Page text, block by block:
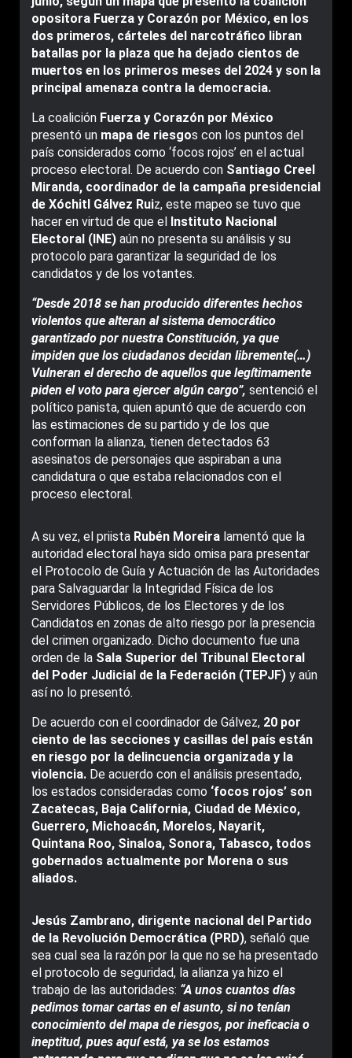
opositora Fuerza y Corazón por México, en los
dos primeros, cárteles del narcotráfico libran
batallas por la plaza que ha dejado cientos de
muertos en los primeros meses del 2024 y son la
principal amenaza contra la democracia.
La coalición Fuerza y Corazón por México
presentó un mapa de riesgos con los puntos del
país considerados como ‘focos rojos’ en el actual
proceso electoral. De acuerdo con Santiago Creel
Miranda, coordinador de la campaña presidencial
de Xóchitl Gálvez Ruiz, este mapeo se tuvo que
hacer en virtud de que el Instituto Nacional
Electoral (INE) aún no presenta su análisis y su
protocolo para garantizar la seguridad de los
candidatos y de los votantes.
“Desde 2018 se han producido diferentes hechos
violentos que alteran al sistema democrático
garantizado por nuestra Constitución, ya que
impiden que los ciudadanos decidan libremente(…)
Vulneran el derecho de aquellos que legítimamente
piden el voto para ejercer algún cargo”, sentenció el
político panista, quien apuntó que de acuerdo con
las estimaciones de su partido y de los que
conforman la alianza, tienen detectados 63
asesinatos de personajes que aspiraban a una
candidatura o que estaba relacionados con el
proceso electoral.
A su vez, el priista Rubén Moreira lamentó que la
autoridad electoral haya sido omisa para presentar
el Protocolo de Guía y Actuación de las Autoridades
para Salvaguardar la Integridad Física de los
Servidores Públicos, de los Electores y de los
Candidatos en zonas de alto riesgo por la presencia
del crimen organizado. Dicho documento fue una
orden de la Sala Superior del Tribunal Electoral
del Poder Judicial de la Federación (TEPJF) y aún
así no lo presentó.
De acuerdo con el coordinador de Gálvez, 20 por
ciento de las secciones y casillas del país están
en riesgo por la delincuencia organizada y la
violencia. De acuerdo con el análisis presentado,
los estados consideradas como ‘focos rojos’ son
Zacatecas, Baja California, Ciudad de México,
Guerrero, Michoacán, Morelos, Nayarit,
Quintana Roo, Sinaloa, Sonora, Tabasco, todos
gobernados actualmente por Morena o sus
aliados.
Jesús Zambrano, dirigente nacional del Partido
de la Revolución Democrática (PRD), señaló que
sea cual sea la razón por la que no se ha presentado
el protocolo de seguridad, la alianza ya hizo el
trabajo de las autoridades: “A unos cuantos días
pedimos tomar cartas en el asunto, si no tenían
conocimiento del mapa de riesgos, por ineficacia o
ineptitud, pues aquí está, ya se los estamos